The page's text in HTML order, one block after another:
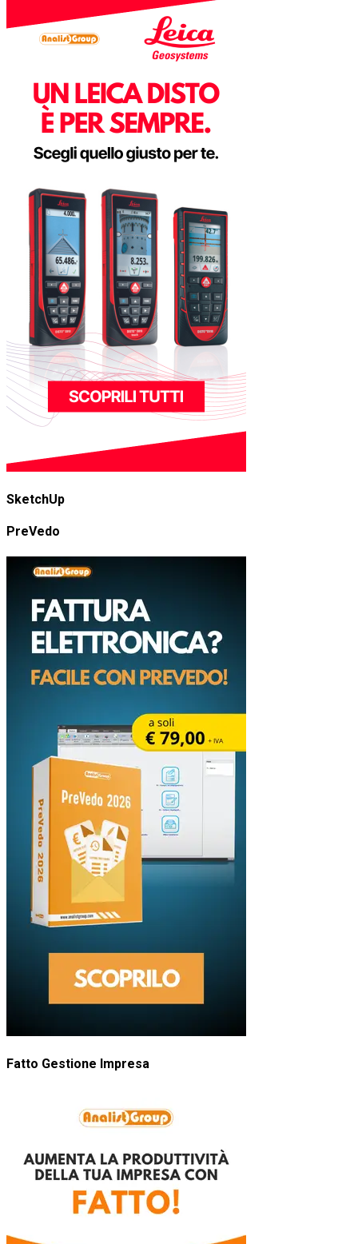
SketchUp
PreVedo
Fatto Gestione Impresa